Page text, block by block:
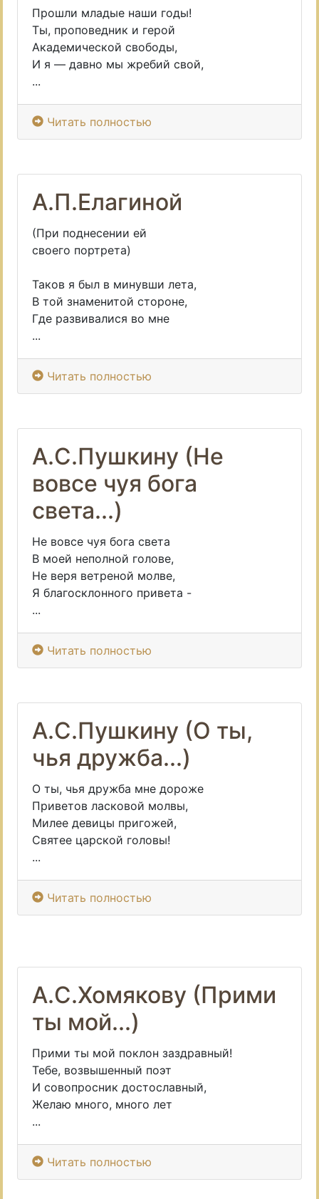
Прошли младые наши годы!
Ты, проповедник и герой
Академической свободы,
И я — давно мы жребий свой,
...
Читать полностью
А.П.Елагиной
(При поднесении ей
своего портрета)
Таков я был в минувши лета,
В той знаменитой стороне,
Где развивалися во мне
...
Читать полностью
А.С.Пушкину (Не
вовсе чуя бога
света...)
Не вовсе чуя бога света
В моей неполной голове,
Не веря ветреной молве,
Я благосклонного привета -
...
Читать полностью
А.С.Пушкину (О ты,
чья дружба...)
О ты, чья дружба мне дороже
Приветов ласковой молвы,
Милее девицы пригожей,
Святее царской головы!
...
Читать полностью
А.С.Хомякову (Прими
ты мой...)
Прими ты мой поклон заздравный!
Тебе, возвышенный поэт
И совопросник достославный,
Желаю много, много лет
...
Читать полностью